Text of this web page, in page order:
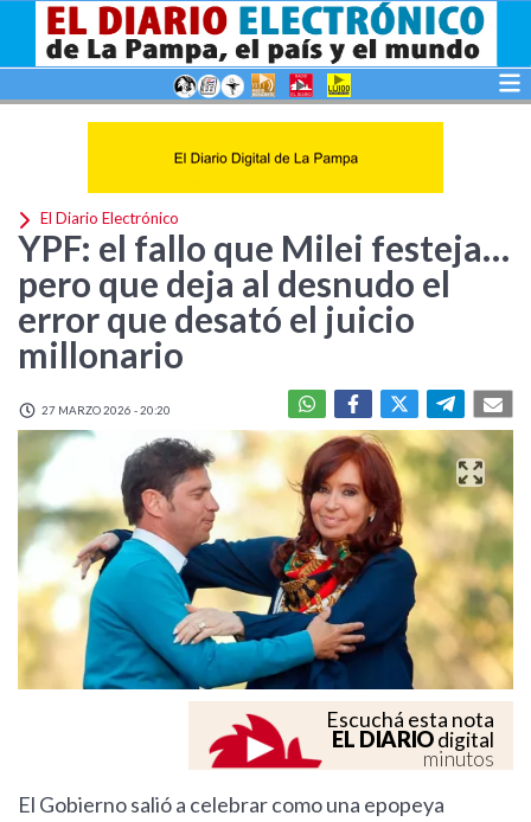
El Diario Electrónico
YPF: el fallo que Milei festeja…
pero que deja al desnudo el
error que desató el juicio
millonario
27 MARZO 2026 - 20:20
Escuchá esta nota
EL DIARIOdigital
minutos
El Gobierno salió a celebrar como una epopeya